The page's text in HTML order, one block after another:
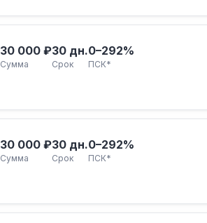
30 000 ₽
Сумма
30 дн.
Срок
0–292%
ПСК*
30 000 ₽
Сумма
30 дн.
Срок
0–292%
ПСК*